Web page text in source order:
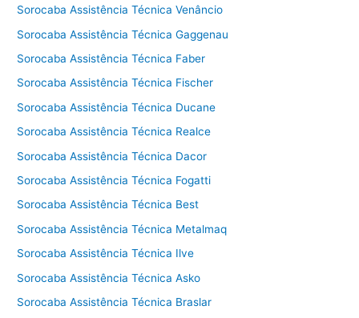
Sorocaba Assistência Técnica Venâncio
Sorocaba Assistência Técnica Gaggenau
Sorocaba Assistência Técnica Faber
Sorocaba Assistência Técnica Fischer
Sorocaba Assistência Técnica Ducane
Sorocaba Assistência Técnica Realce
Sorocaba Assistência Técnica Dacor
Sorocaba Assistência Técnica Fogatti
Sorocaba Assistência Técnica Best
Sorocaba Assistência Técnica Metalmaq
Sorocaba Assistência Técnica Ilve
Sorocaba Assistência Técnica Asko
Sorocaba Assistência Técnica Braslar